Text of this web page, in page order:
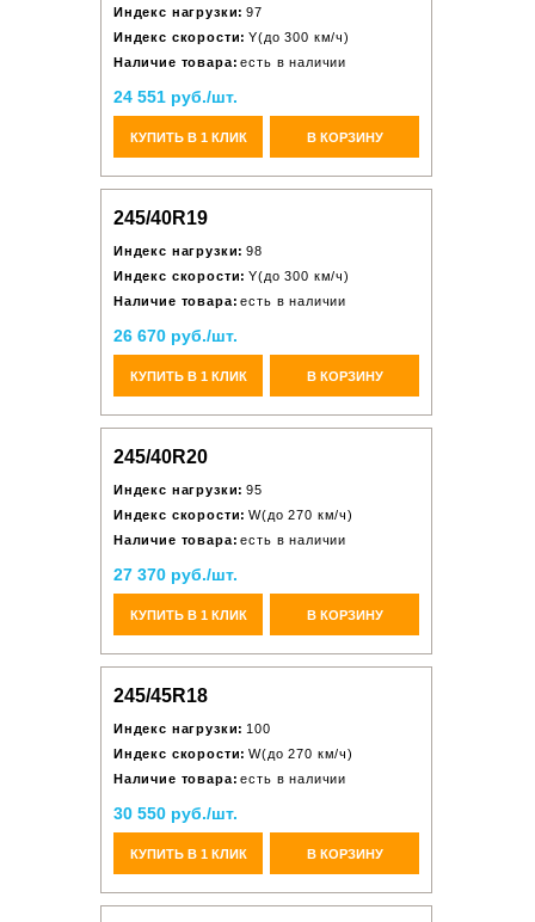
Индекс нагрузки: 97
Индекс скорости: Y(до 300 км/ч)
Наличие товара: есть в наличии
24 551 руб./шт.
КУПИТЬ В 1 КЛИК В КОРЗИНУ
245/40R19
Индекс нагрузки: 98
Индекс скорости: Y(до 300 км/ч)
Наличие товара: есть в наличии
26 670 руб./шт.
КУПИТЬ В 1 КЛИК В КОРЗИНУ
245/40R20
Индекс нагрузки: 95
Индекс скорости: W(до 270 км/ч)
Наличие товара: есть в наличии
27 370 руб./шт.
КУПИТЬ В 1 КЛИК В КОРЗИНУ
245/45R18
Индекс нагрузки: 100
Индекс скорости: W(до 270 км/ч)
Наличие товара: есть в наличии
30 550 руб./шт.
КУПИТЬ В 1 КЛИК В КОРЗИНУ